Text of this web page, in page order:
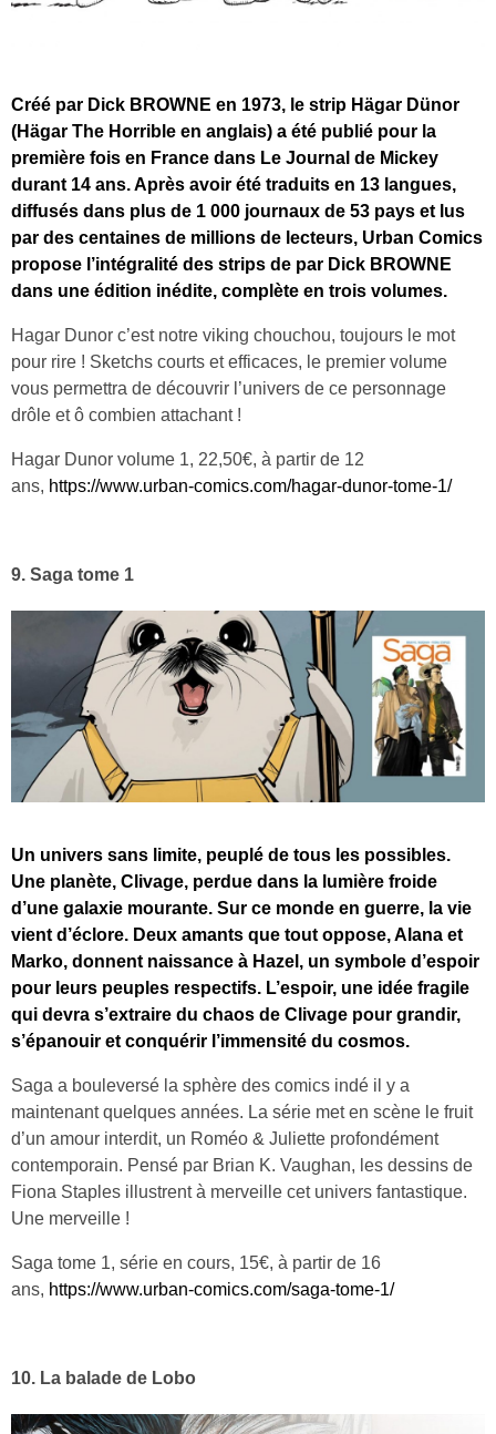
Créé par Dick BROWNE en 1973, le strip Hägar Dünor
(Hägar The Horrible en anglais) a été publié pour la
première fois en France dans Le Journal de Mickey
durant 14 ans. Après avoir été traduits en 13 langues,
diffusés dans plus de 1 000 journaux de 53 pays et lus
par des centaines de millions de lecteurs, Urban Comics
propose l’intégralité des strips de par Dick BROWNE
dans une édition inédite, complète en trois volumes.
Hagar Dunor c’est notre viking chouchou, toujours le mot
pour rire ! Sketchs courts et efficaces, le premier volume
vous permettra de découvrir l’univers de ce personnage
drôle et ô combien attachant !
Hagar Dunor volume 1, 22,50€, à partir de 12
ans, https://www.urban-comics.com/hagar-dunor-tome-1/
9. Saga tome 1
Un univers sans limite, peuplé de tous les possibles.
Une planète, Clivage, perdue dans la lumière froide
d’une galaxie mourante. Sur ce monde en guerre, la vie
vient d’éclore. Deux amants que tout oppose, Alana et
Marko, donnent naissance à Hazel, un symbole d’espoir
pour leurs peuples respectifs. L’espoir, une idée fragile
qui devra s’extraire du chaos de Clivage pour grandir,
s’épanouir et conquérir l’immensité du cosmos.
Saga a bouleversé la sphère des comics indé il y a
maintenant quelques années. La série met en scène le fruit
d’un amour interdit, un Roméo & Juliette profondément
contemporain. Pensé par Brian K. Vaughan, les dessins de
Fiona Staples illustrent à merveille cet univers fantastique.
Une merveille !
Saga tome 1, série en cours, 15€, à partir de 16
ans, https://www.urban-comics.com/saga-tome-1/
10. La balade de Lobo